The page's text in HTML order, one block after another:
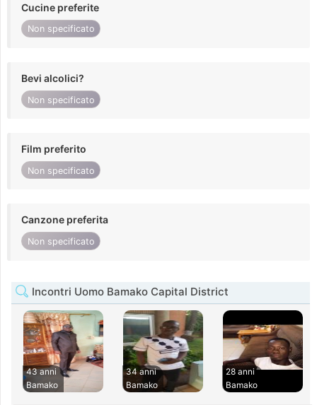
Cucine preferite
Non specificato
Bevi alcolici?
Non specificato
Film preferito
Non specificato
Canzone preferita
Non specificato
Incontri Uomo Bamako Capital District
43 anni
Bamako
34 anni
Bamako
28 anni
Bamako